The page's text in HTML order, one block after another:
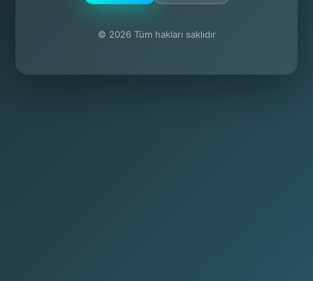
© 2026 Tüm hakları saklıdır